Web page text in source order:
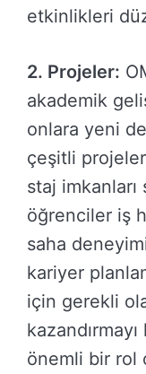
etkinlikleri
2. Projeler:
akademik
onlara yeni
çeşitli
staj
öğrenciler iş
saha
kariyer
için gerekli
önemli bir rol